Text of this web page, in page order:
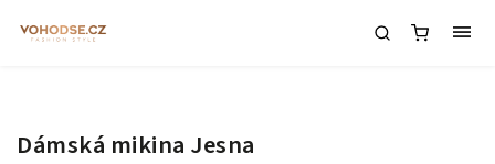
Dámská mikina Jesna